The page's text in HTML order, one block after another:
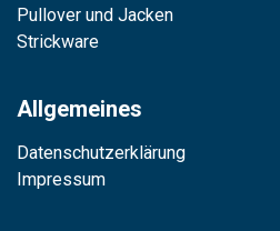
Pullover und Jacken
Strickware
Allgemeines
Datenschutzerklärung
Impressum